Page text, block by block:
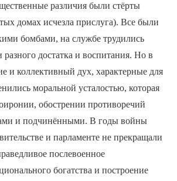
различия были стёрты
домах исчезла прислуга). Все были
бомбами, на службе трудились
достатка и воспитания. Но в
и коллективный дух, характерные для
моральной усталостью, которая
обострении противоречий
и подчинёнными. В годы войны
и парламенте не прекращали
послевоенное
богатства и построение